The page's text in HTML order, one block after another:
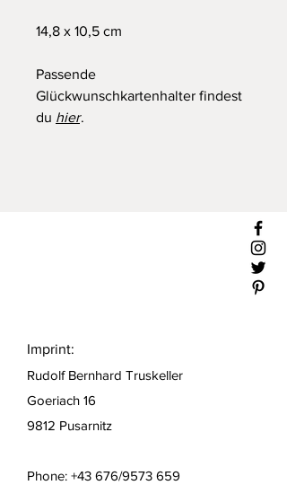
14,8 x 10,5 cm
Passende
Glückwunschkartenhalter findest
du hier.
Imprint:
Rudolf Bernhard Truskeller
Goeriach 16
9812 Pusarnitz
Phone: +43 676/9573 659